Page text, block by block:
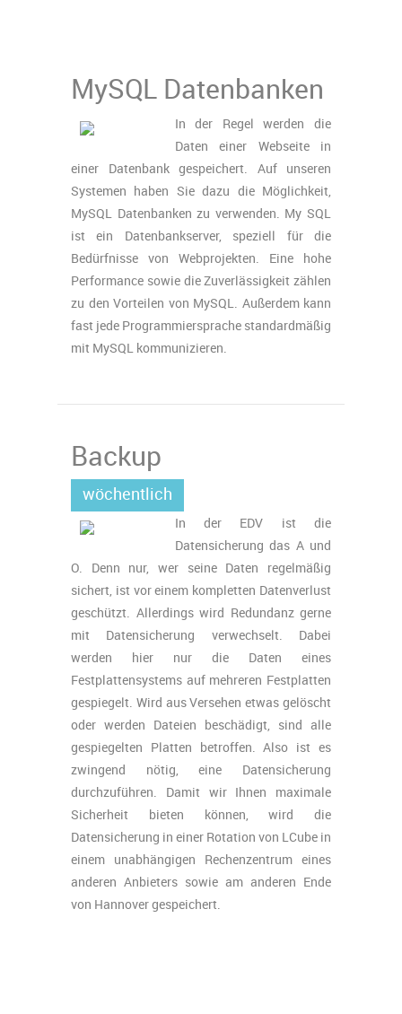
MySQL Datenbanken
In der Regel werden die
Daten einer Webseite in
einer Datenbank gespeichert. Auf unseren
Systemen haben Sie dazu die Möglichkeit,
MySQL Datenbanken zu verwenden. My SQL
ist ein Datenbankserver, speziell für die
Bedürfnisse von Webprojekten. Eine hohe
Performance sowie die Zuverlässigkeit zählen
zu den Vorteilen von MySQL. Außerdem kann
fast jede Programmiersprache standardmäßig
mit MySQL kommunizieren.
Backup
wöchentlich
In der EDV ist die
Datensicherung das A und
O. Denn nur, wer seine Daten regelmäßig
sichert, ist vor einem kompletten Datenverlust
geschützt. Allerdings wird Redundanz gerne
mit Datensicherung verwechselt. Dabei
werden hier nur die Daten eines
Festplattensystems auf mehreren Festplatten
gespiegelt. Wird aus Versehen etwas gelöscht
oder werden Dateien beschädigt, sind alle
gespiegelten Platten betroffen. Also ist es
zwingend nötig, eine Datensicherung
durchzuführen. Damit wir Ihnen maximale
Sicherheit bieten können, wird die
Datensicherung in einer Rotation von LCube in
einem unabhängigen Rechenzentrum eines
anderen Anbieters sowie am anderen Ende
von Hannover gespeichert.